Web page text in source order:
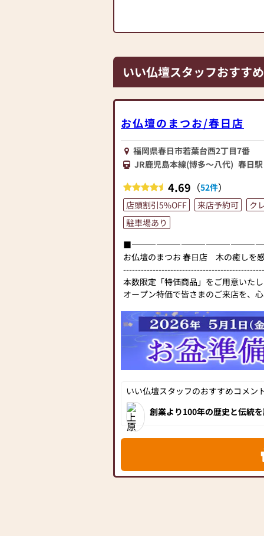
いい仏壇スタッフおすす
お仏壇のまつお/春日店
福岡県春日市若葉台西2丁目7番
JR鹿児島本線(博多～八代) 春日駅
4.69 （52件）
店頭割引5%OFF 来店予約可
ク
駐車場あり
お仏壇のまつお 春日店 木の癒しを
本数限定「特価商品」をご用意いたし
オープン特価で皆さまのご来店を、
「自社工房まつお」ではお仏壇仏具
おり、アフターも安心です。
お仏壇に手を合わせる感謝の気持ち
私たちは、感謝の心・絆・伝統文化
をいたします。
※ご注意※「提灯」につきましては、
だけません（ギフト券対象外）のでご
いい仏壇スタッフのおすすめコメン
創業より100年の歴史と伝統
店」をオープンしました！春
心に100本ほどの商品を展示
せてさまざまなサイズや色合
を見つけに「お仏壇のまつ